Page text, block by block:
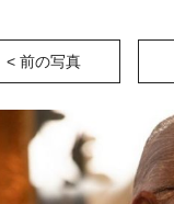
< 前の写真